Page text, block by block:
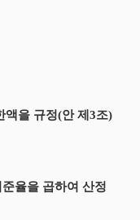
액을 규정(안 제3조)
율을 곱하여 산정